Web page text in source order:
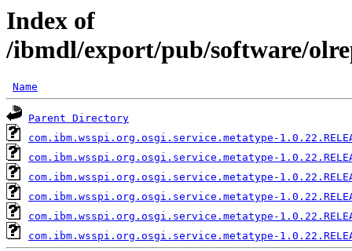
Index of
/ibmdl/export/pub/software/
Name
Parent Directory
com.ibm.wsspi.org.osgi.service.metatype-
com.ibm.wsspi.org.osgi.service.metatype-
com.ibm.wsspi.org.osgi.service.metatype-
com.ibm.wsspi.org.osgi.service.metatype-
com.ibm.wsspi.org.osgi.service.metatype-
com.ibm.wsspi.org.osgi.service.metatype-